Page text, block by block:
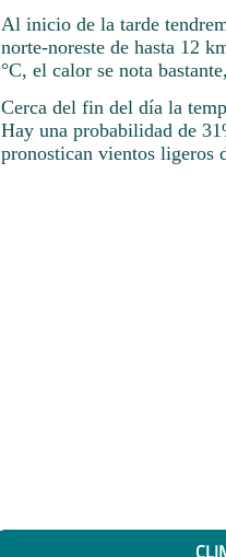
Al inicio de la tarde
norte-noreste de hasta 12
°C, el calor se nota
Cerca del fin del día la
Hay una probabilidad de
pronostican vientos ligeros